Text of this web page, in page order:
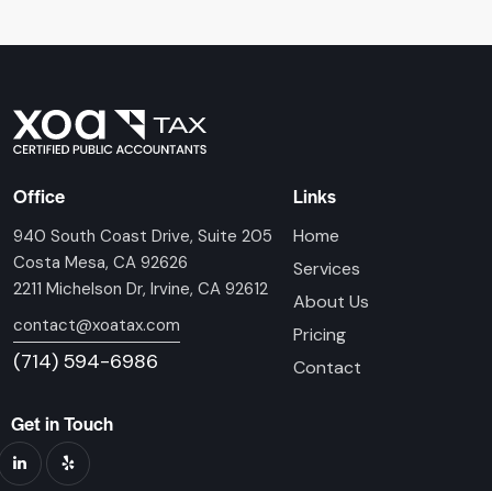
Office
940 South Coast Drive, Suite 205
Costa Mesa, CA 92626
2211 Michelson Dr, Irvine, CA 92612
contact@xoatax.com
(714) 594-6986
Links
Home
Services
About Us
Pricing
Contact
Get in Touch